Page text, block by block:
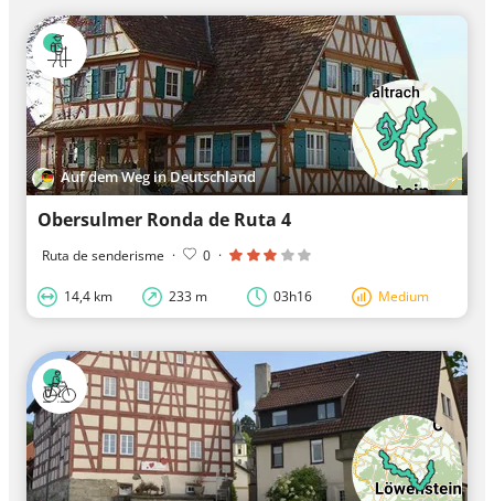
Auf dem Weg in Deutschland
Obersulmer Ronda de Ruta 4
Ruta de senderisme · 0 ·
14,4 km 233 m 03h16 Medium